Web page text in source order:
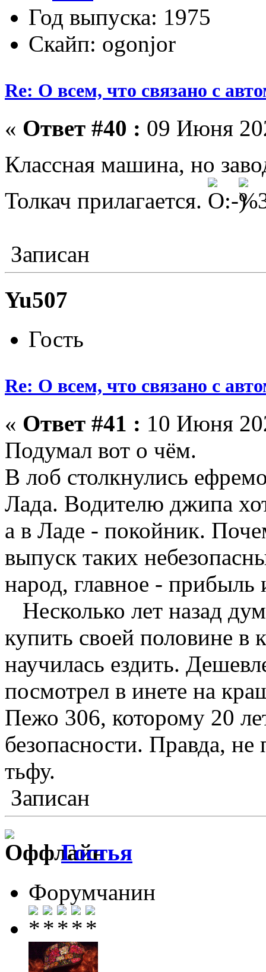
Год выпуска: 1975
Скайп: ogonjor
Re: О всем, что связано с
« Ответ #40 : 09 Июня
Классная машина, но
Толкач прилагается.
Записан
Yu507
Гость
Re: О всем, что связано с
« Ответ #41 : 10 Июня
Подумал вот о чём.
В лоб столкнулись
Лада. Водителю джипа
а в Ладе - покойник.
выпуск таких
народ, главное - прибыль
Несколько лет назад
купить своей половине в
научилась ездить.
посмотрел в инете на
Пежо 306, которому 20
безопасности. Правда,
тьфу.
Записан
Гостья
Форумчанин